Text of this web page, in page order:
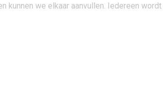
kunnen we elkaar aanvullen. Iedereen